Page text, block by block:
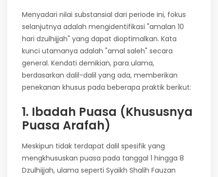
Menyadari nilai substansial dari periode ini, fokus
selanjutnya adalah mengidentifikasi "amalan 10
hari dzulhijjah" yang dapat dioptimalkan. Kata
kunci utamanya adalah "amal saleh" secara
general. Kendati demikian, para ulama,
berdasarkan dalil-dalil yang ada, memberikan
penekanan khusus pada beberapa praktik berikut:
1. Ibadah Puasa (Khususnya
Puasa Arafah)
Meskipun tidak terdapat dalil spesifik yang
mengkhususkan puasa pada tanggal 1 hingga 8
Dzulhijjah, ulama seperti Syaikh Shalih Fauzan